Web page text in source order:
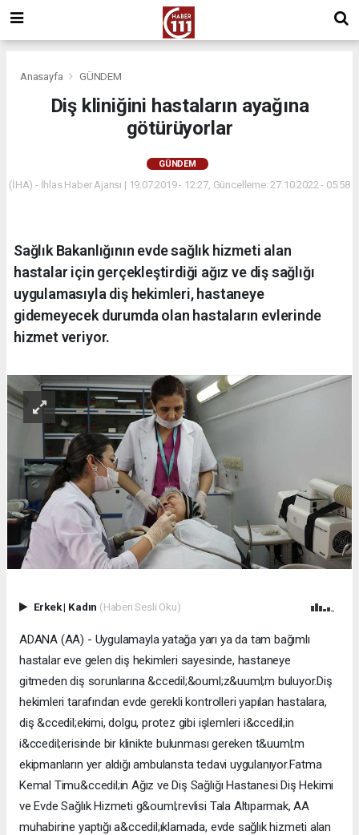
Anasayfa GÜNDEM
Diş kliniğini hastaların ayağına
götürüyorlar
GÜNDEM
(İHA) - İhlas Haber Ajansı | 19.07.2019 - 12:27, Güncelleme: 27.10.2022 - 05:58
Sağlık Bakanlığının evde sağlık hizmeti alan
hastalar için gerçekleştirdiği ağız ve diş sağlığı
uygulamasıyla diş hekimleri, hastaneye
gidemeyecek durumda olan hastaların evlerinde
hizmet veriyor.
Erkek| Kadın (Haberi Sesli Oku)
ADANA (AA) - Uygulamayla yatağa yarı ya da tam bağımlı
hastalar eve gelen diş hekimleri sayesinde, hastaneye
gitmeden diş sorunlarına &ccedil;&ouml;z&uuml;m buluyor.Diş
hekimleri tarafından evde gerekli kontrolleri yapılan hastalara,
diş &ccedil;ekimi, dolgu, protez gibi işlemleri i&ccedil;in
i&ccedil;erisinde bir klinikte bulunması gereken t&uuml;m
ekipmanların yer aldığı ambulansta tedavi uygulanıyor.Fatma
Kemal Timu&ccedil;in Ağız ve Diş Sağlığı Hastanesi Diş Hekimi
ve Evde Sağlık Hizmeti g&ouml;revlisi Tala Altıparmak, AA
muhabirine yaptığı a&ccedil;ıklamada, evde sağlık hizmeti alan